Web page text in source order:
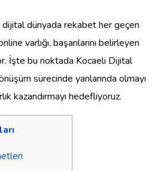
dünyada rekabet her geçen
varlığı, başarılarını belirleyen
İşte bu noktada Kocaeli Dijital
sürecinde yanlarında olmayı
kazandırmayı hedefliyoruz.